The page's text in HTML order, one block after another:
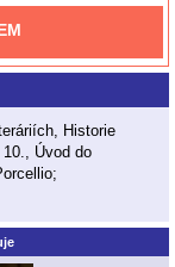
Historie
Úvod do